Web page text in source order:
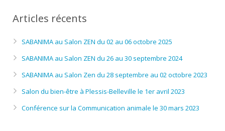
Articles récents
SABANIMA au Salon ZEN du 02 au 06 octobre 2025
SABANIMA au Salon ZEN du 26 au 30 septembre 2024
SABANIMA au Salon Zen du 28 septembre au 02 octobre 2023
Salon du bien-être à Plessis-Belleville le 1er avril 2023
Conférence sur la Communication animale le 30 mars 2023